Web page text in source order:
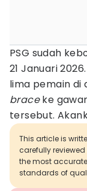
PSG sudah
21 Januari
lima pemain di
braceke
tersebut.
This article is
carefully
the most
standards of